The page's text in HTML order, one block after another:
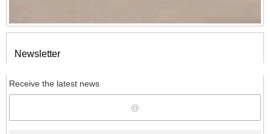
Newsletter
Receive the latest news